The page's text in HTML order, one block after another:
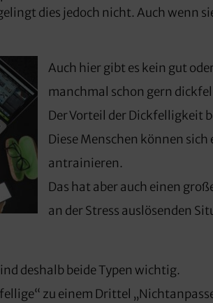
dies jedoch nicht. Auch wenn
Auch hier gibt es kein gut
manchmal schon gern
Der Vorteil der Dickfelligkeit
Diese Menschen können
antrainieren.
Das hat aber auch einen
an der Stress auslösenden
deshalb beide Typen wichtig.
zu einem Drittel